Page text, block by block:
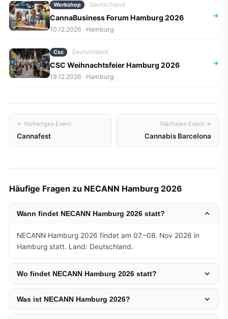
Workshop Deutschland
CannaBusiness Forum Hamburg 2026
10.12.2026 · Hamburg
→
Csc Deutschland
CSC Weihnachtsfeier Hamburg 2026
19.12.2026 · Hamburg
→
← Vorheriges Event
Cannafest
Nächstes Event →
Cannabis Barcelona
Häufige Fragen zu NECANN Hamburg 2026
Wann findet NECANN Hamburg 2026 statt?
NECANN Hamburg 2026 findet am 07.–08. Nov 2026 in
Hamburg statt. Land: Deutschland.
Wo findet NECANN Hamburg 2026 statt?
Was ist NECANN Hamburg 2026?